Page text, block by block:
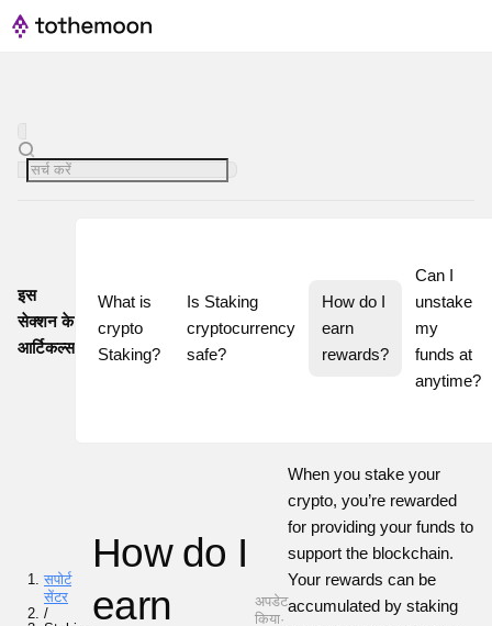
इस
सेक्शन के
आर्टिकल्स
What is
crypto
Staking?
Is Staking
cryptocurrency
safe?
How do I
earn
rewards?
Can I
unstake
my
funds at
सपोर्ट
सेंटर
/
How do I
earn
अपडेट
किया·
When you stake your
crypto, you’re rewarded
for providing your funds to
support the blockchain.
Your rewards can be
accumulated by staking